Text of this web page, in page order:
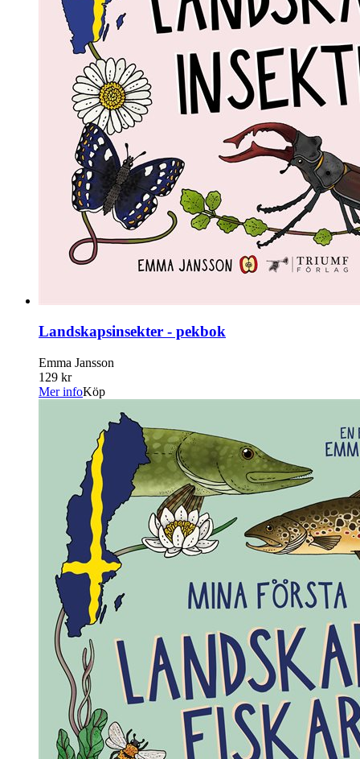
Landskapsinsekter - pekbok
Emma Jansson
129 kr
Mer infoKöp